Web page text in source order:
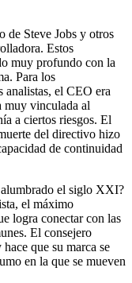
de Steve Jobs y otros
Estos
muy profundo con la
Para los
analistas, el CEO era
muy vinculada al
a ciertos riesgos. El
del directivo hizo
de continuidad
alumbrado el siglo XXI?
el máximo
logra conectar con las
El consejero
que su marca se
en la que se mueven